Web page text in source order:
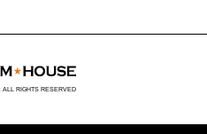
RIGHTS RESERVED